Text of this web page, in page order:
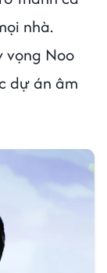
nhà.
vọng Noo
dự án âm